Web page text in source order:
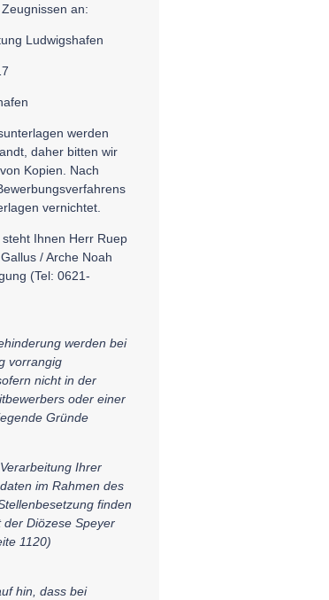
an:
Ludwigshafen
werden
daher bitten wir
Kopien. Nach
vernichtet.
Ihnen Herr Ruep
/ Arche Noah
(Tel: 0621-
werden bei
vorrangig
nicht in der
oder einer
Gründe
Ihrer
im Rahmen des
finden
der Diözese Speyer
1120)
hin, dass bei